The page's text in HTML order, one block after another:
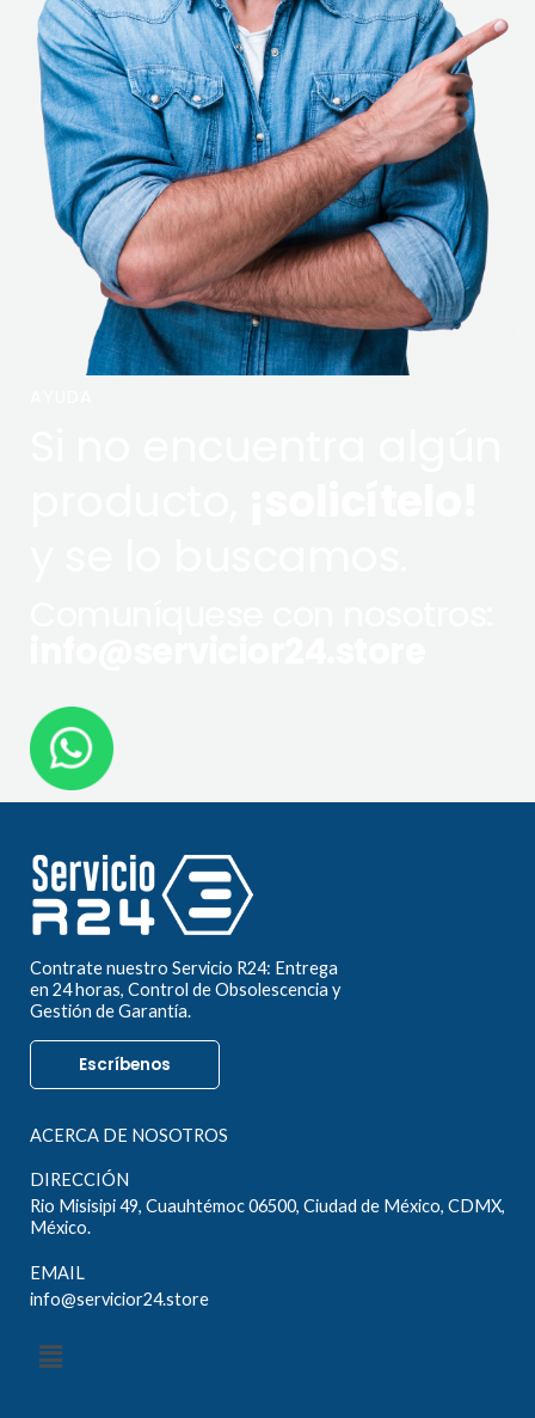
Contrate nuestro Servicio R24: Entrega
en 24 horas, Control de Obsolescencia y
Gestión de Garantía.
Escríbenos
ACERCA DE NOSOTROS
DIRECCIÓN
Rio Misisipi 49, Cuauhtémoc 06500, Ciudad de México, CDMX,
México.
EMAIL
info@servicior24.store
Menú